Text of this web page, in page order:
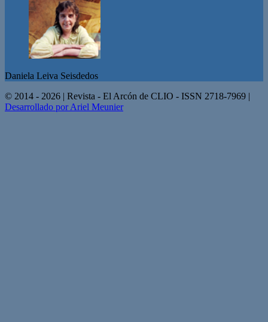
Daniela Leiva Seisdedos
© 2014 - 2026 | Revista - El Arcón de CLIO - ISSN 2718-7969 |
Desarrollado por Ariel Meunier